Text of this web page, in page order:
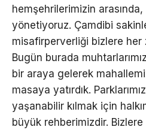
hemşehrilerimizin arasında,
yönetiyoruz. Çamdibi
misafirperverliği bizlere
Bugün burada
bir araya gelerek
masaya yatırdık.
yaşanabilir kılmak için
büyük rehberimizdir. Bizlere